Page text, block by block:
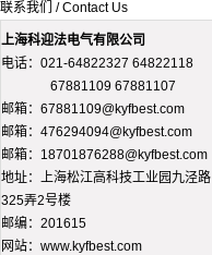
联系我们 / Contact Us
上海科迎法电气有限公司
电话：021-64822327 64822118
67881109 67881107
邮箱：67881109@kyfbest.com
邮箱：476294094@kyfbest.com
邮箱：18701876288@kyfbest.com
地址：上海松江高科技工业园九泾路
325弄2号楼
邮编：201615
网站：www.kyfbest.com